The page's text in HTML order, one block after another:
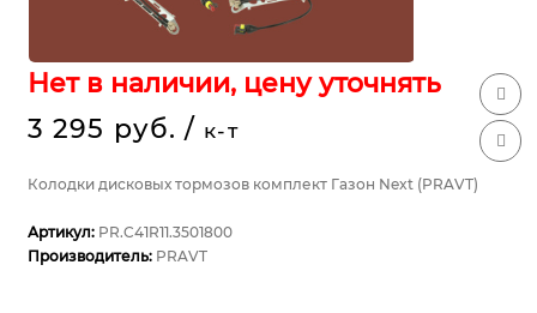
Нет в наличии, цену уточнять
3 295 руб. / к-т
Колодки дисковых тормозов комплект Газон Next (PRAVT)
Артикул: PR.C41R11.3501800
Производитель: PRAVT